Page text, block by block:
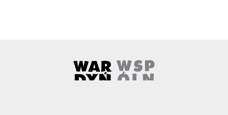
Wardyński i Wspólnicy